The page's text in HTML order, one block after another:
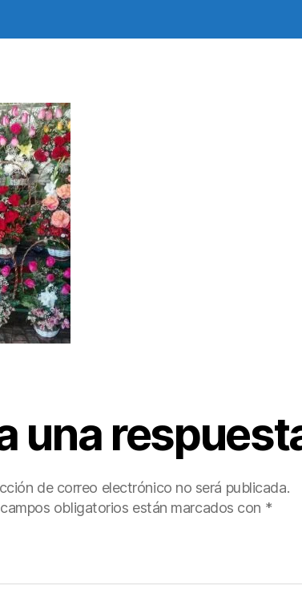
una
de correo electrónico no será publicada.
obligatorios están marcados con *